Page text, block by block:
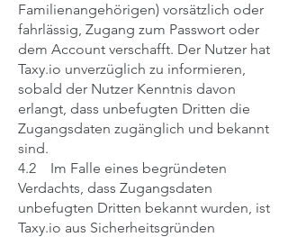
Familienangehörigen) vorsätzlich oder
fahrlässig, Zugang zum Passwort oder
dem Account verschafft. Der Nutzer hat
Taxy.io unverzüglich zu informieren,
sobald der Nutzer Kenntnis davon
erlangt, dass unbefugten Dritten die
Zugangsdaten zugänglich und bekannt
sind.
4.2 Im Falle eines begründeten
Verdachts, dass Zugangsdaten
unbefugten Dritten bekannt wurden, ist
Taxy.io aus Sicherheitsgründen